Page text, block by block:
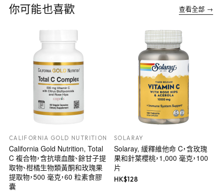
你可能也喜歡 查看全部 →
CALIFORNIA GOLD NUTRITION
California Gold Nutrition, Total
C 複合物，含抗壞血酸、餘甘子提
取物、柑橘生物類黃酮和玫瑰果
提取物，500 毫克，60 粒素食膠
囊
SOLARAY
Solaray, 緩釋維他命 C，含玫瑰
果和針葉櫻桃，1,000 毫克，100
片
HK$128